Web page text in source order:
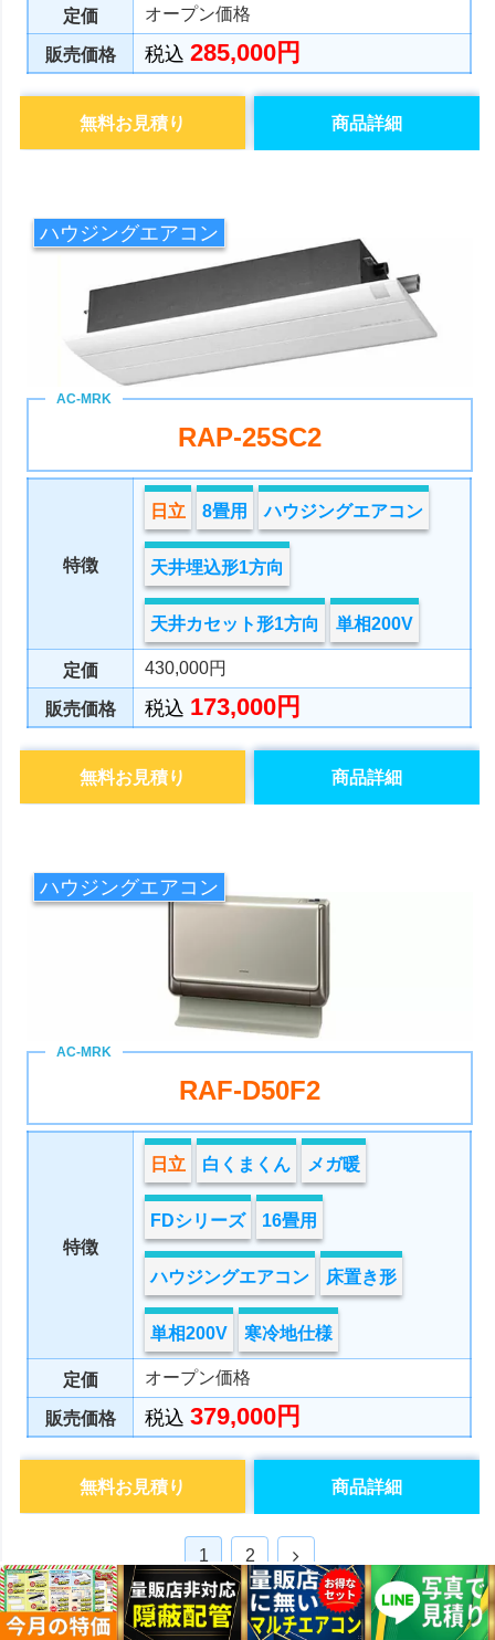
定価 オープン価格
販売価格 税込285,000円
商品詳細
無料お見積り
ハウジングエアコン
RAP-25SC2
特徴
日立 8畳用 ハウジングエアコン
天井埋込形1方向
天井カセット形1方向 単相200V
定価 430,000円
販売価格 税込 173,000円
商品詳細
無料お見積り
ハウジングエアコン
RAF-D50F2
特徴
日立 白くまくん メガ暖
FDシリーズ 16畳用
ハウジングエアコン 床置き形
単相200V 寒冷地仕様
定価 オープン価格
販売価格 税込379,000円
商品詳細
無料お見積り
1 2
次
へ